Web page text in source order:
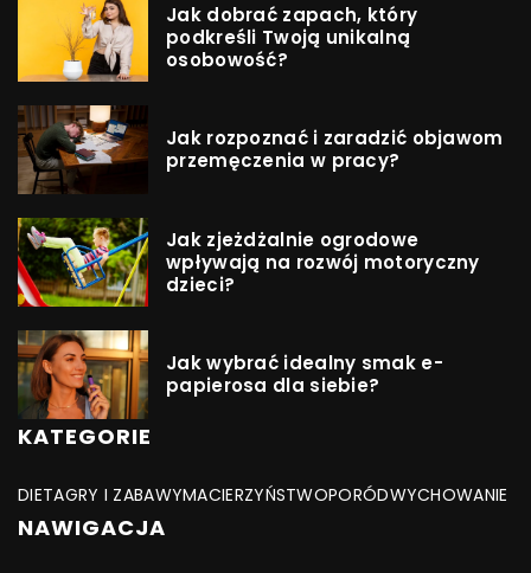
Jak dobrać zapach, który
podkreśli Twoją unikalną
osobowość?
Jak rozpoznać i zaradzić objawom
przemęczenia w pracy?
Jak zjeżdżalnie ogrodowe
wpływają na rozwój motoryczny
dzieci?
Jak wybrać idealny smak e-
papierosa dla siebie?
KATEGORIE
DIETAGRY I ZABAWYMACIERZYŃSTWOPORÓDWYCHOWANIE
NAWIGACJA